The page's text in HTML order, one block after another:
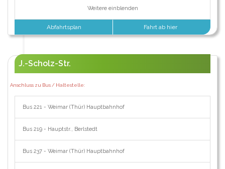
Weitere einblenden
Abfahrtsplan Fahrt ab hier
J.-Scholz-Str.
Anschluss zu Bus / Haltestelle:
Bus 221 - Weimar (Thür) Hauptbahnhof
Bus 219 - Hauptstr., Berlstedt
Bus 237 - Weimar (Thür) Hauptbahnhof